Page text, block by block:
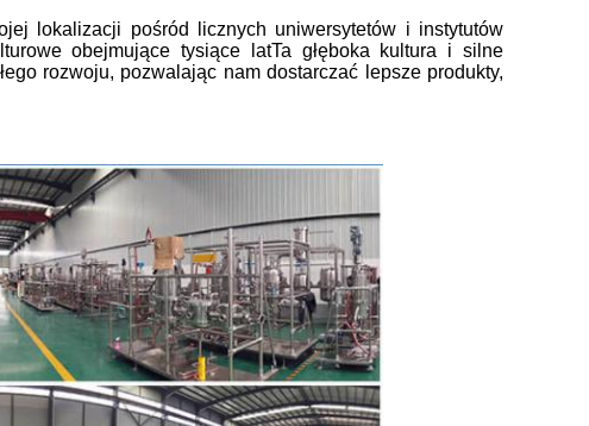
lokalizacji pośród licznych uniwersytetów i instytutów
obejmujące tysiące latTa głęboka kultura i silne
rozwoju, pozwalając nam dostarczać lepsze produkty,